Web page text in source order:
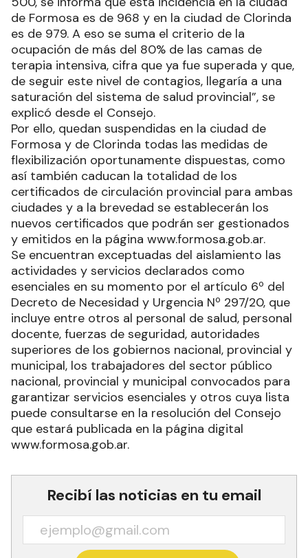
de Formosa es de 968 y en la ciudad de Clorinda
es de 979. A eso se suma el criterio de la
ocupación de más del 80% de las camas de
terapia intensiva, cifra que ya fue superada y que,
de seguir este nivel de contagios, llegaría a una
saturación del sistema de salud provincial”, se
explicó desde el Consejo.
Por ello, quedan suspendidas en la ciudad de
Formosa y de Clorinda todas las medidas de
flexibilización oportunamente dispuestas, como
así también caducan la totalidad de los
certificados de circulación provincial para ambas
ciudades y a la brevedad se establecerán los
nuevos certificados que podrán ser gestionados
y emitidos en la página www.formosa.gob.ar.
Se encuentran exceptuadas del aislamiento las
actividades y servicios declarados como
esenciales en su momento por el artículo 6º del
Decreto de Necesidad y Urgencia Nº 297/20, que
incluye entre otros al personal de salud, personal
docente, fuerzas de seguridad, autoridades
superiores de los gobiernos nacional, provincial y
municipal, los trabajadores del sector público
nacional, provincial y municipal convocados para
garantizar servicios esenciales y otros cuya lista
puede consultarse en la resolución del Consejo
que estará publicada en la página digital
www.formosa.gob.ar.
Recibí las noticias en tu email